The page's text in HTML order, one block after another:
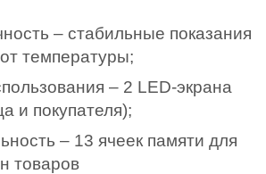
– стабильные показания
температуры;
– 2 LED-экрана
и покупателя);
– 13 ячеек памяти для
товаров